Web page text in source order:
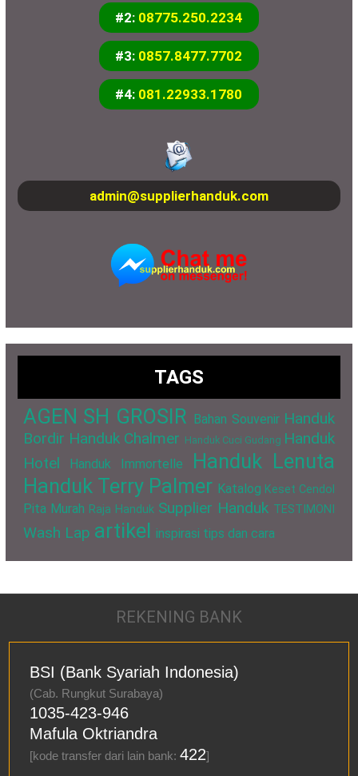
#2: 08775.250.2234
#3: 0857.8477.7702
#4: 081.22933.1780
admin@supplierhanduk.com
TAGS
AGEN SH GROSIR Bahan Souvenir Handuk
Bordir Handuk Chalmer Handuk Cuci Gudang Handuk
Hotel
Handuk Immortelle
Handuk Lenuta
Handuk Terry Palmer Katalog Keset Cendol
Pita Murah Raja Handuk Supplier Handuk TESTIMONI
Wash Lap artikel inspirasi tips dan cara
REKENING BANK
BSI (Bank Syariah Indonesia)
(Cab. Rungkut Surabaya)
1035-423-946
Mafula Oktriandra
[kode transfer dari lain bank:422]